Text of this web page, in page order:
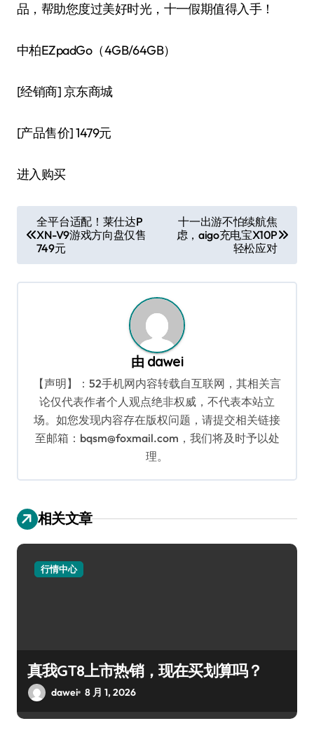
品，帮助您度过美好时光，十一假期值得入手！
中柏EZpadGo（4GB/64GB）
[经销商]京东商城
[产品售价]1479元
进入购买
章
导
航
全平台适配！莱仕达P
XN-V9游戏方向盘仅售
749元
十一出游不怕续航焦
虑，aigo充电宝X10P
轻松应对
由 dawei
【声明】：52手机网内容转载自互联网，其相关言
论仅代表作者个人观点绝非权威，不代表本站立
场。如您发现内容存在版权问题，请提交相关链接
至邮箱：bqsm@foxmail.com，我们将及时予以处
理。
相关文章
行情中心
真我GT8上市热销，现在买划算吗？
dawei 8 月 1, 2026